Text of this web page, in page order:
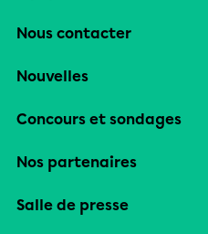
Nous contacter
Nouvelles
Concours et sondages
Nos partenaires
Salle de presse